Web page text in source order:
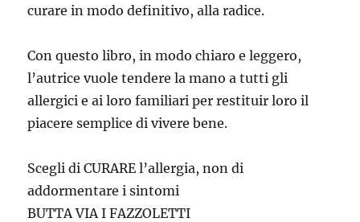
curare in modo definitivo, alla radice.
Con questo libro, in modo chiaro e leggero,
l’autrice vuole tendere la mano a tutti gli
allergici e ai loro familiari per restituir loro il
piacere semplice di vivere bene.
Scegli di CURARE l’allergia, non di
addormentare i sintomi
BUTTA VIA I FAZZOLETTI